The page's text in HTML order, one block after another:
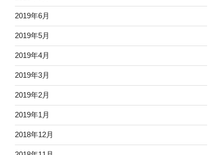
2019年6月
2019年5月
2019年4月
2019年3月
2019年2月
2019年1月
2018年12月